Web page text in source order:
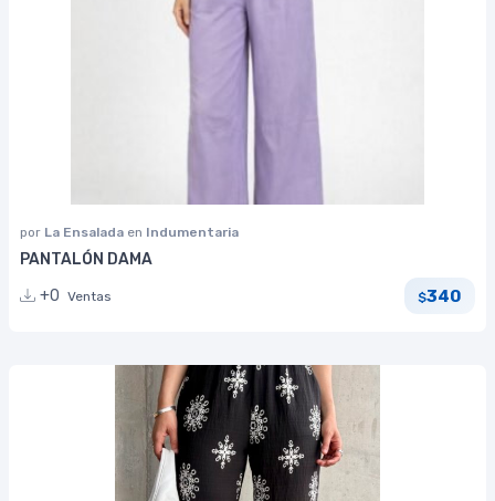
por La Ensalada en Indumentaria
PANTALÓN DAMA
+0 Ventas $340